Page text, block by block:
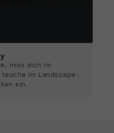
miss dich im
tauche im Landscape-
ein.